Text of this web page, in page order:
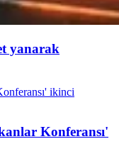
yanarak
Konferansı'